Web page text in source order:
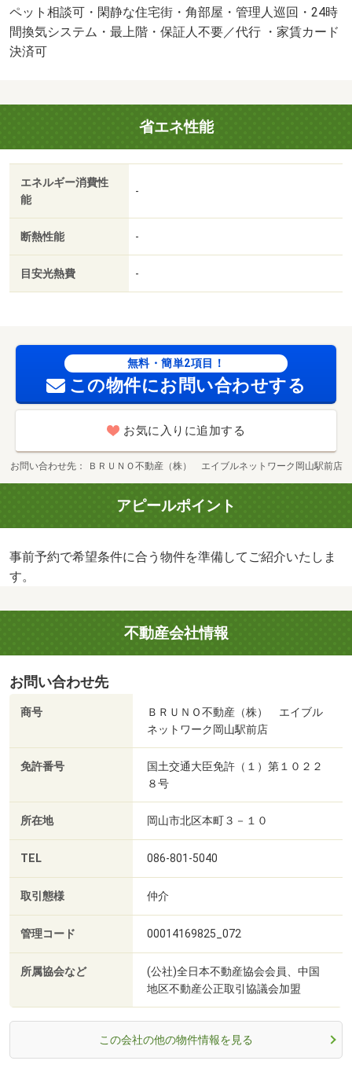
交通手段：ＪＲ山陽本線岡山駅バス１９分豊成停歩７分・
事前予約で希望条件に合う物件を準備してご紹介いたしま
す。・バイク置場：なし・駐輪場：有/ＩＣロック電池代
ペット相談可・閑静な住宅街・角部屋・管理人巡回・24時
間換気システム・最上階・保証人不要／代行 ・家賃カード
決済可
省エネ性能
エネルギー消費性
能
-
断熱性能 -
目安光熱費 -
無料・簡単2項目！
この物件にお問い合わせする
お気に入りに追加する
お問い合わせ先 ＢＲＵＮＯ不動産（株） エイブルネットワーク岡山駅前店
アピールポイント
事前予約で希望条件に合う物件を準備してご紹介いたしま
す。
不動産会社情報
お問い合わせ先
商号
ＢＲＵＮＯ不動産（株） エイブル
ネットワーク岡山駅前店
免許番号
国土交通大臣免許（１）第１０２２
８号
所在地 岡山市北区本町３－１０
TEL 086-801-5040
取引態様 仲介
管理コード 00014169825_072
所属協会など
(公社)全日本不動産協会会員、中国
地区不動産公正取引協議会加盟
この会社の他の物件情報を見る